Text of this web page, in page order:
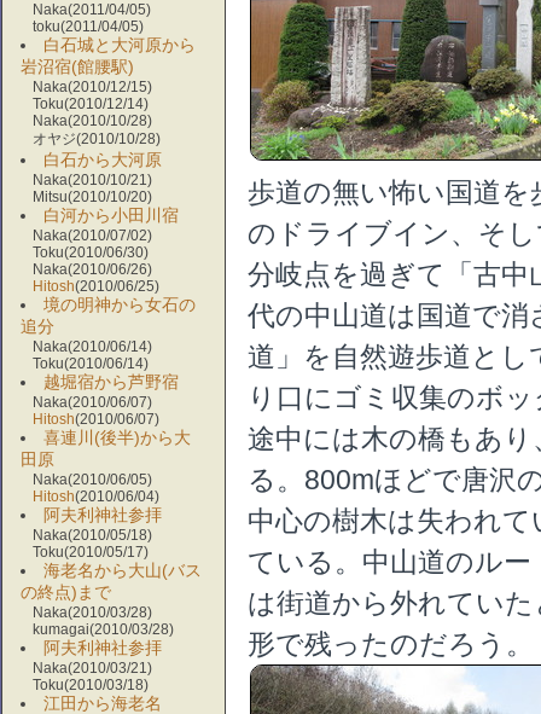
歩道の無い怖い国道
のドライブイン、そ
分岐点を過ぎて「古
代の中山道は国道で
道」を自然遊歩道と
り口にゴミ収集のボ
途中には木の橋もあ
る。800mほどで唐沢
中心の樹木は失われ
ている。中山道のル
は街道から外れてい
形で残ったのだろう。
Naka(2011/04/05)
toku(2011/04/05)
白石城と大河原から
岩沼宿(館腰駅)
Naka(2010/12/15)
Toku(2010/12/14)
Naka(2010/10/28)
オヤジ(2010/10/28)
白石から大河原
Naka(2010/10/21)
Mitsu(2010/10/20)
白河から小田川宿
Naka(2010/07/02)
Toku(2010/06/30)
Naka(2010/06/26)
Hitosh(2010/06/25)
境の明神から女石の
追分
Naka(2010/06/14)
Toku(2010/06/14)
越堀宿から芦野宿
Naka(2010/06/07)
Hitosh(2010/06/07)
喜連川(後半)から大
田原
Naka(2010/06/05)
Hitosh(2010/06/04)
阿夫利神社参拝
Naka(2010/05/18)
Toku(2010/05/17)
海老名から大山(バス
の終点)まで
Naka(2010/03/28)
kumagai(2010/03/28)
阿夫利神社参拝
Naka(2010/03/21)
Toku(2010/03/18)
江田から海老名